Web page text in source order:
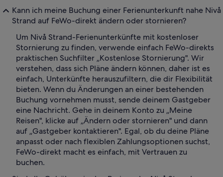
Kann ich meine Buchung einer Ferienunterkunft nahe Nivå
Strand auf FeWo-direkt ändern oder stornieren?
Um Nivå Strand-Ferienunterkünfte mit kostenloser
Stornierung zu finden, verwende einfach FeWo-direkts
praktischen Suchfilter „Kostenlose Stornierung". Wir
verstehen, dass sich Pläne ändern können, daher ist es
einfach, Unterkünfte herauszufiltern, die dir Flexibilität
bieten. Wenn du Änderungen an einer bestehenden
Buchung vornehmen musst, sende deinem Gastgeber
eine Nachricht. Gehe in deinem Konto zu „Meine
Reisen", klicke auf „Ändern oder stornieren" und dann
auf „Gastgeber kontaktieren". Egal, ob du deine Pläne
anpasst oder nach flexiblen Zahlungsoptionen suchst,
FeWo-direkt macht es einfach, mit Vertrauen zu
buchen.